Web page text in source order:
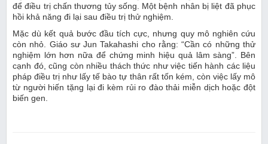
để điều trị chấn thương tủy sống. Một bệnh nhân bị liệt đã phục
còn nhỏ. Giáo sư Jun Takahashi cho rằng: “Cần có những thử
nghiệm lớn hơn nữa để chứng minh hiệu quả lâm sàng”. Bên
cạnh đó, cũng còn nhiều thách thức như việc tiến hành các liệu
pháp điều trị như lấy tế bào tự thân rất tốn kém, còn việc lấy mô
từ người hiến tặng lại đi kèm rủi ro đào thải miễn dịch hoặc đột